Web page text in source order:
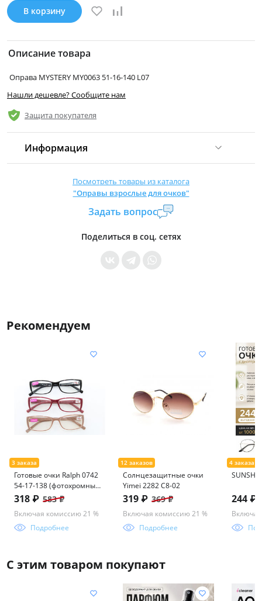
В корзину
Описание товара
Оправа MYSTERY MY0063 51-16-140 L07
Нашли дешевле? Сообщите нам
Защита покупателя
Информация
Страна производитель:Китай
Уровень доступа:0
* Общие условия читайте в правилах сайта
Посмотреть товары из каталога
"Оправы взрослые для очков"
Задать вопрос
Поделиться в соц. сетях
Рекомендуем
Готовые очки Ralph 0742
54-17-138 (фотохромные)
стекло
318 ₽ 583 ₽
Включая комиссию 21 %
Подробнее
Солнцезащитные очки
Yimei 2282 С8-02
319 ₽ 369 ₽
Включая комиссию 21 %
Подробнее
244 ₽
С этим товаром покупают